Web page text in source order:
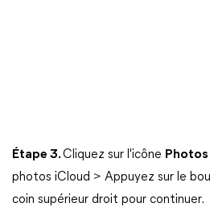
Étape 3.Cliquez sur l'icône Photos
photos iCloud > Appuyez sur le
coin supérieur droit pour continuer.